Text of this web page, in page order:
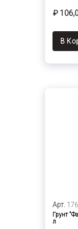
₽
В
Арт.
Грунт
л